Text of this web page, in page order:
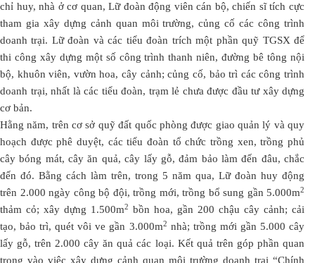
chỉ huy, nhà ở cơ quan, Lữ đoàn động viên cán bộ, chiến sĩ tích cực
tham gia xây dựng cảnh quan môi trường, củng cố các công trình
doanh trại. Lữ đoàn và các tiểu đoàn trích một phần quỹ TGSX để
thi công xây dựng một số công trình thanh niên, đường bê tông nội
bộ, khuôn viên, vườn hoa, cây cảnh; củng cố, bảo trì các công trình
doanh trại, nhất là các tiểu đoàn, trạm lẻ chưa được đầu tư xây dựng
cơ bản.
Hằng năm, trên cơ sở quỹ đất quốc phòng được giao quản lý và quy
hoạch được phê duyệt, các tiểu đoàn tổ chức trồng xen, trồng phủ
cây bóng mát, cây ăn quả, cây lấy gỗ, đảm bảo làm đến đâu, chắc
đến đó. Bằng cách làm trên, trong 5 năm qua, Lữ đoàn huy động
trên 2.000 ngày công bộ đội, trồng mới, trồng bổ sung gần 5.000m2
thảm cỏ; xây dựng 1.500m2 bồn hoa, gần 200 chậu cây cảnh; cải
tạo, bảo trì, quét vôi ve gần 3.000m2 nhà; trồng mới gần 5.000 cây
lấy gỗ, trên 2.000 cây ăn quả các loại. Kết quả trên góp phần quan
trọng vào việc xây dựng cảnh quan môi trường doanh trại “Chính